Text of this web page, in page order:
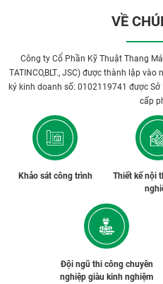
VỀ
Công ty Cổ Phần Kỹ Thuật Thang
TATINCO,BLT., JSC) được thành lập
ký kinh doanh số: 0102119741 được
cấp
Khảo sát công trình
Thiết kế nội
Đội ngũ thi công chuyên
nghiệp giàu kinh nghiệm